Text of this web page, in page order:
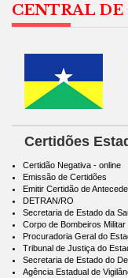
CENTRAL DE
Certidões
Certidão Negativa - online
Emissão de Certidões
Emitir Certidão de
DETRAN/RO
Secretaria de Estado da
Corpo de Bombeiros Militar
Procuradoria Geral do
Tribunal de Justiça do
Secretaria de Estado do
Agência Estadual de